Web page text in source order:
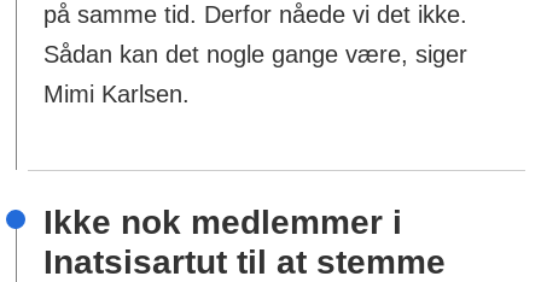
på samme tid. Derfor nåede vi det ikke.
Sådan kan det nogle gange være, siger
Mimi Karlsen.
Ikke nok medlemmer i
Inatsisartut til at stemme